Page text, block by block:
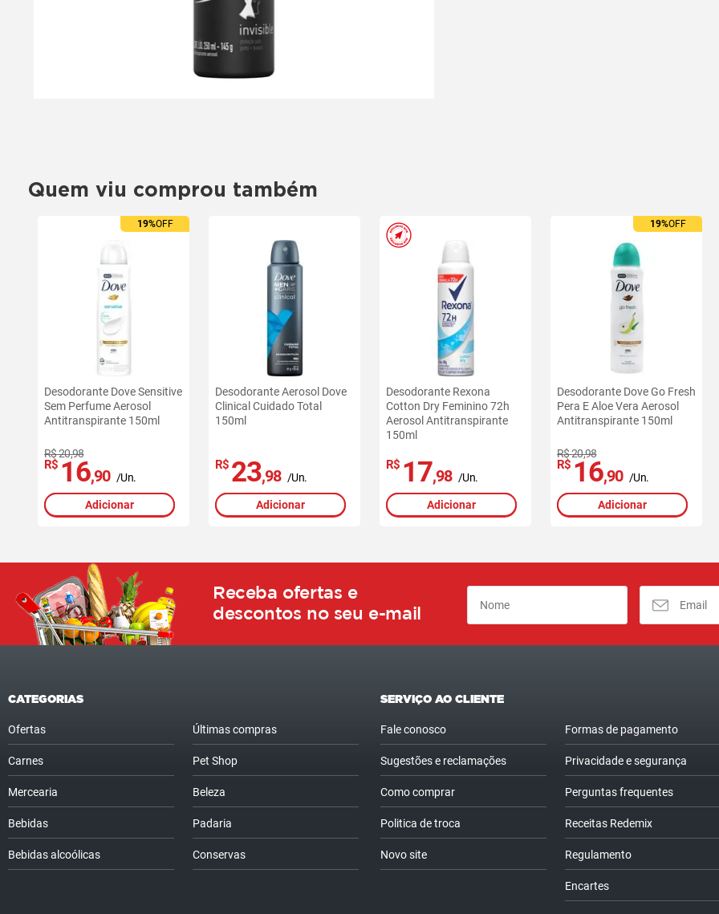
Quem viu comprou também
19%OFF
Desodorante Dove Sensitive
Sem Perfume Aerosol
Antitranspirante 150ml
R$ 20,98
R$ 16,90 /Un.
Adicionar
Desodorante Aerosol Dove
Clinical Cuidado Total
150ml
R$ 23,98 /Un.
Adicionar
Ofertas
exclusivas
Desodorante Rexona
Cotton Dry Feminino 72h
Aerosol Antitranspirante
150ml
R$ 17,98 /Un.
Adicionar
19%OFF
Desodorante Dove Go Fresh
Pera E Aloe Vera Aerosol
Antitranspirante 150ml
R$ 20,98
R$ 16,90 /Un.
Adicionar
Receba ofertas e
descontos no seu e-mail
CATEGORIAS
Ofertas
Carnes
Mercearia
Bebidas
Bebidas alcoólicas
Últimas compras
Pet Shop
Beleza
Padaria
Conservas
SERVIÇO AO CLIENTE
Fale conosco
Sugestões e reclamações
Como comprar
Politica de troca
Novo site
Formas de pagamento
Privacidade e segurança
Perguntas frequentes
Receitas Redemix
Regulamento
Encartes